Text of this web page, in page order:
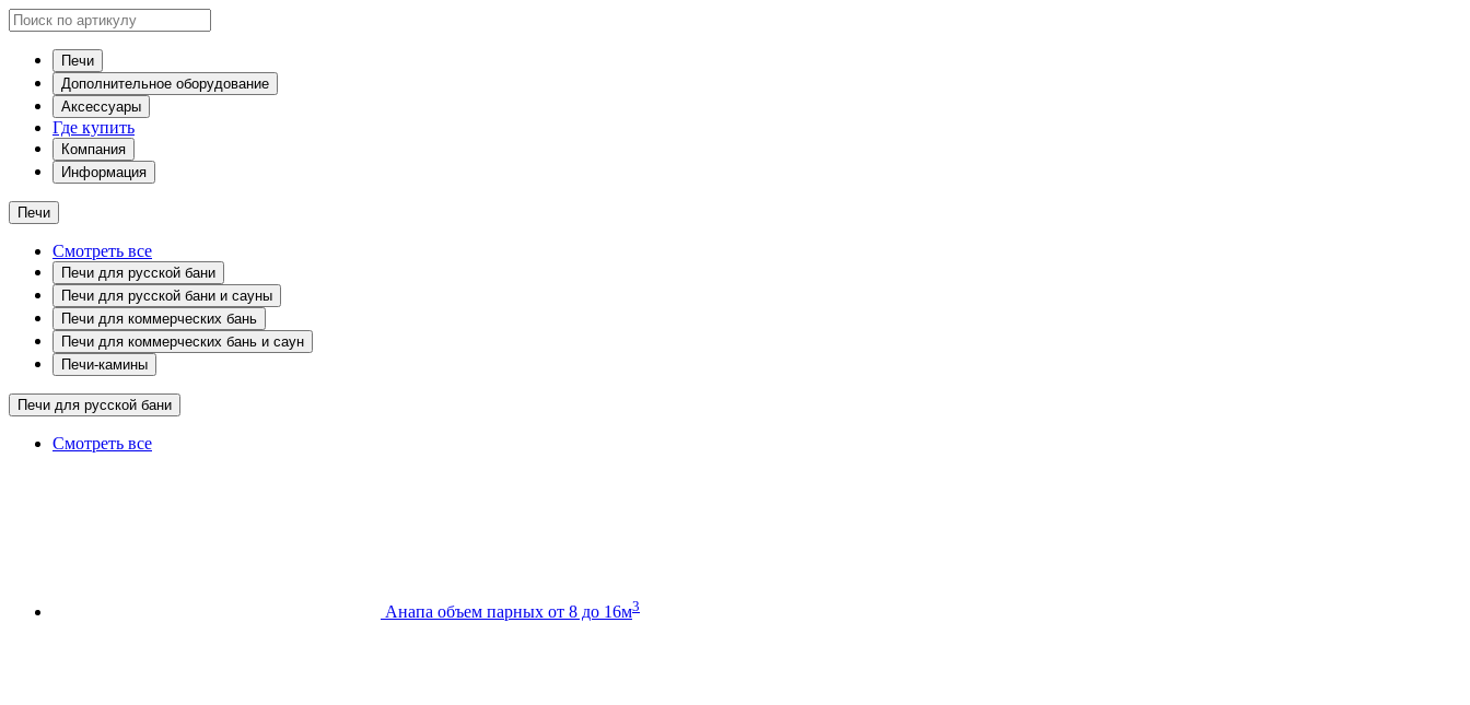
Печи
Дополнительное оборудование
Аксессуары
Где купить
Компания
Информация
Печи
Смотреть все
Печи для русской бани
Печи для русской бани и сауны
Печи для коммерческих бань
Печи для коммерческих бань и саун
Печи-камины
Печи для русской бани
Смотреть все
Анапа объем парных от 8 до 16м3